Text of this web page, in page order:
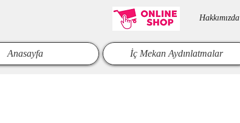
Hakkımızda​
Anasayfa İç Mekan Aydınlatmalar